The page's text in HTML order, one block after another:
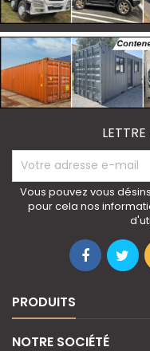
Vous pouvez vous
pour cela nos
PRODUITS
NOTRE SOCIÉTÉ